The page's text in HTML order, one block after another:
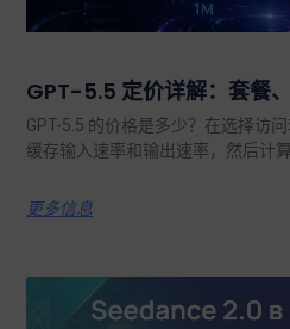
GPT-5.5 定价详解：套餐
GPT-5.5 的价格是多少？在选择访
缓存输入速率和输出速率，然后计
更多信息